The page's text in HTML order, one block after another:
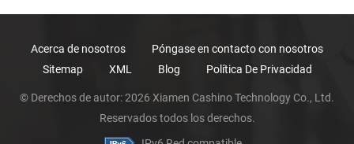
Acerca de nosotros
Póngase en contacto con nosotros
Sitemap
XML Blog Política De Privacidad
© Derechos de autor: 2026 Xiamen Cashino Technology Co., Ltd.
Reservados todos los derechos.